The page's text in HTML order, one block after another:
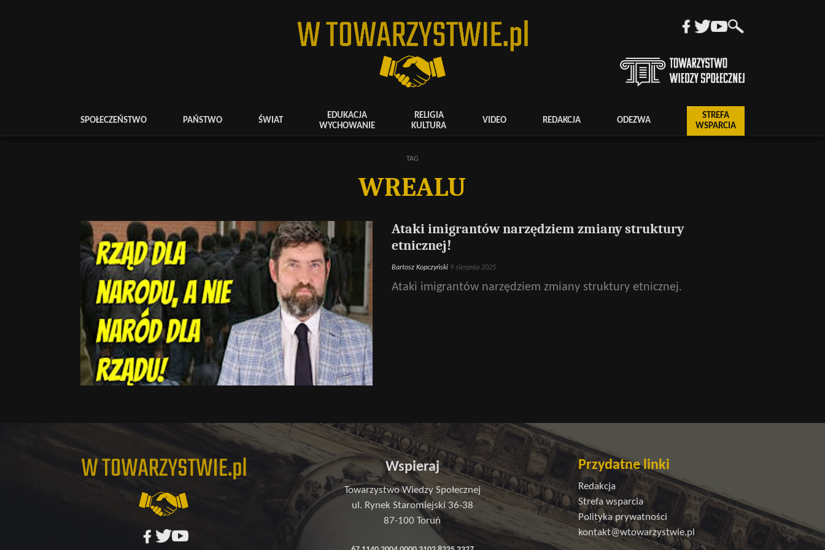
SPOŁECZEŃSTWO PAŃSTWO ŚWIAT
EDUKACJA
WYCHOWANIE
RELIGIA
KULTURA
VIDEO REDAKCJA ODEZWA
STREFA
WSPARCIA
TAG
WREALU
Ataki imigrantów narzędziem zmiany struktury
etnicznej!
Bartosz Kopczyński 9 sierpnia 2025
Ataki imigrantów narzędziem zmiany struktury etnicznej.
Wspieraj
Towarzystwo Wiedzy Społecznej
ul. Rynek Staromiejski 36-38
87-100 Toruń
Przydatne linki
Redakcja
Strefa wsparcia
Polityka prywatności
kontakt@wtowarzystwie.pl